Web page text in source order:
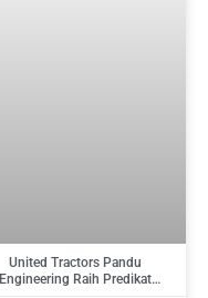
United Tractors Pandu
Engineering Raih Predikat